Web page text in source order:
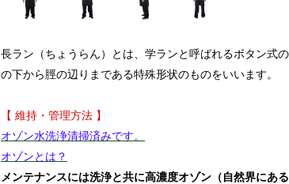
長ラン（ちょうらん）とは、学ランと呼ばれるボタン式
の下から脛の辺りまである特殊形状のものをいいます。
【 維持・管理方法 】
オゾン水洗浄清掃済みです。
オゾンとは？
メンテナンスには洗浄と共に高濃度オゾン（自然界にあ